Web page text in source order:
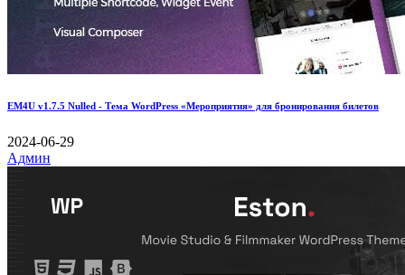
EM4U v1.7.5 Nulled - Тема WordPress «Мероприятия» для бронирования билетов
2024-06-29
Админ